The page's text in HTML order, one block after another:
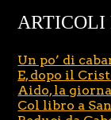
ARTICOLI
Un po’ di
E, dopo il
Aido, la
Col libro a